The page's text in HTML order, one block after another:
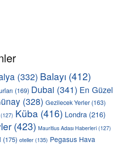
(332) Balayı (412)
(169) Dubai (341) En Güzel
(328) Gezilecek Yerler (163)
(127) Küba (416) Londra (216)
(423) Mauritius Adası Haberleri (127)
(175) oteller(135) Pegasus Hava